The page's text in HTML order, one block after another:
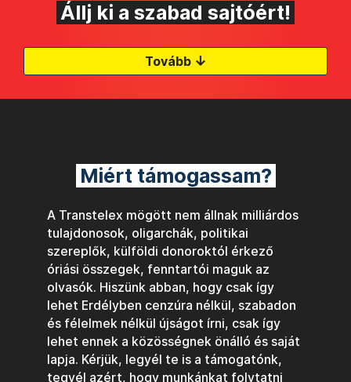
Állj ki a szabad sajtóért!
Tovább ↓
Miért támogassam?
A Transtelex mögött nem állnak milliárdos
tulajdonosok, oligarchák, politikai
szereplők, külföldi donoroktól érkező
óriási összegek, fenntartói maguk az
olvasók. Hiszünk abban, hogy csak így
lehet Erdélyben cenzúra nélkül, szabadon
és félelmek nélkül újságot írni, csak így
lehet ennek a közösségnek önálló és saját
lapja. Kérjük, legyél te is a támogatónk,
tegyél azért, hogy munkánkat folytatni